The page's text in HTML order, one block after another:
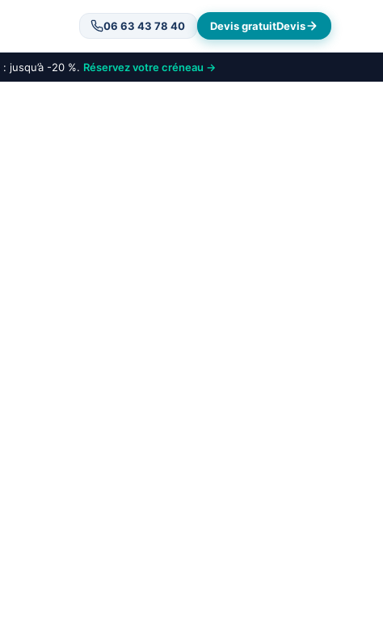
06 63 43 78 40 Devis gratuitDevis
-20 %. Réservez votre créneau →